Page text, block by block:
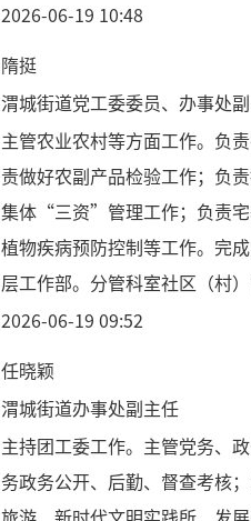
2026-06-19 10:48
隋挺
渭城街道党工委委员、办事处副
主管农业农村等方面工作。负
责做好农副产品检验工作；负
集体“三资”管理工作；负责宅
植物疾病预防控制等工作。完
层工作部。分管科室社区（村
2026-06-19 09:52
任晓颖
渭城街道办事处副主任
主持团工委工作。主管党务、
务政务公开、后勤、督查考核